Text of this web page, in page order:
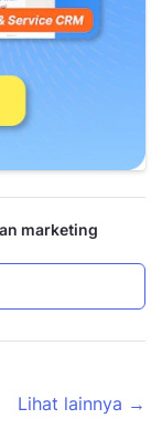
marketing
Lihat lainnya →